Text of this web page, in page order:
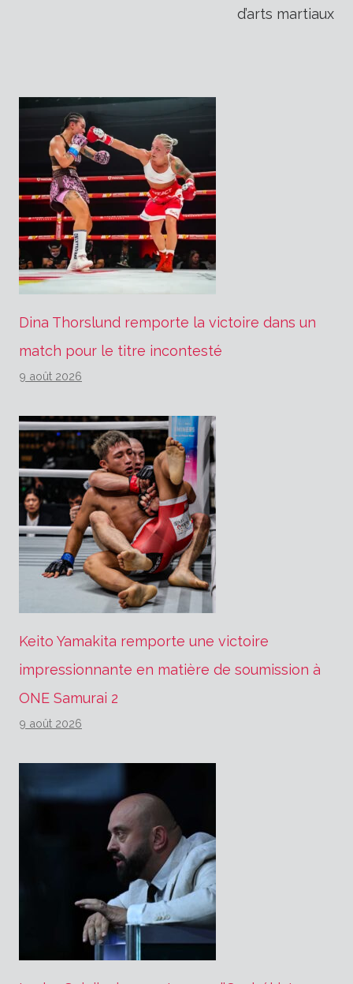
d’arts martiaux
Dina Thorslund remporte la victoire dans un
match pour le titre incontesté
9 août 2026
Keito Yamakita remporte une victoire
impressionnante en matière de soumission à
ONE Samurai 2
9 août 2026